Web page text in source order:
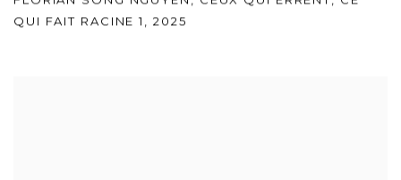
QUI FAIT RACINE 1 , 2025